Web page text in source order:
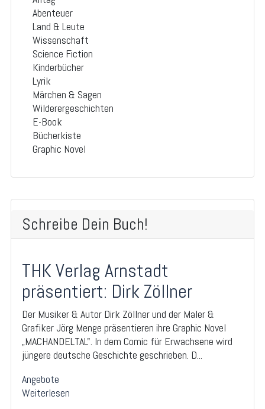
Abenteuer
Land & Leute
Wissenschaft
Science Fiction
Kinderbücher
Lyrik
Märchen & Sagen
Wilderergeschichten
E-Book
Bücherkiste
Graphic Novel
Schreibe Dein Buch!
THK Verlag Arnstadt
präsentiert: Dirk Zöllner
Der Musiker & Autor Dirk Zöllner und der Maler &
Grafiker Jörg Menge präsentieren ihre Graphic Novel
„MACHANDELTAL". In dem Comic für Erwachsene wird
jüngere deutsche Geschichte geschrieben. D...
Angebote
Weiterlesen